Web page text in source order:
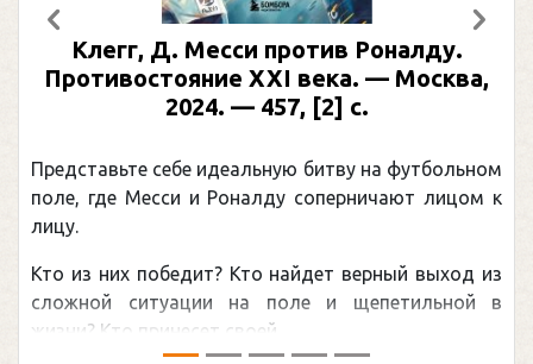
Клегг, Д. Месси против Роналду.
Противостояние XXI века. — Москва,
2024. — 457, [2] с.
Представьте себе идеальную битву на футбольном
поле, где Месси и Роналду соперничают лицом к
лицу.
Кто из них победит? Кто найдет верный выход из
сложной ситуации на поле и щепетильной в
жизни? Кто принесет своей ...
Предыдущий